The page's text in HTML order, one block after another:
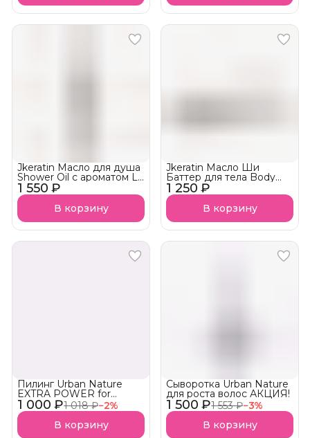
1 550 ₽
Jkeratin Масло для душа
Shower Oil с ароматом La
Sultane СКОРО В
НАЛИЧИИ!
В корзину
1 250 ₽
Jkeratin Масло Ши
Баттер для тела Body
Shea Butter с ароматом
La Sultane СКОРО В
НАЛИЧИИ!В корзину
1 000 ₽1 018 ₽−2%
Пилинг Urban Nature
EXTRA POWER for
professional
В корзину
1 500 ₽1 553 ₽−3%
Сыворотка Urban Nature
для роста волос АКЦИЯ!
В корзину